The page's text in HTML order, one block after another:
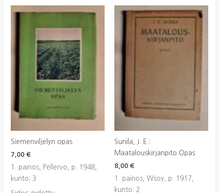
Siemenviljelyn opas
7,00 €
1. painos, Pellervo, p. 1948,
kunto: 3
Sunila, J. E.:
Maatalouskirjanpito Opas
8,00 €
1. painos, Wsoy, p. 1917,
kunto: 2